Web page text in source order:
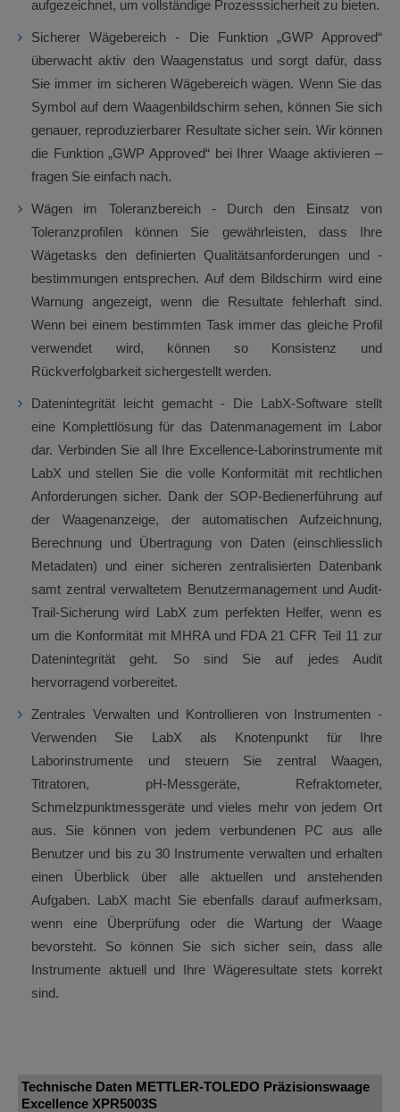
aufgezeichnet, um vollständige Prozesssicherheit zu bieten.
Sicherer Wägebereich - Die Funktion „GWP Approved“
überwacht aktiv den Waagenstatus und sorgt dafür, dass
Sie immer im sicheren Wägebereich wägen. Wenn Sie das
Symbol auf dem Waagenbildschirm sehen, können Sie sich
genauer, reproduzierbarer Resultate sicher sein. Wir können
die Funktion „GWP Approved“ bei Ihrer Waage aktivieren –
fragen Sie einfach nach.
Wägen im Toleranzbereich - Durch den Einsatz von
Toleranzprofilen können Sie gewährleisten, dass Ihre
Wägetasks den definierten Qualitätsanforderungen und -
bestimmungen entsprechen. Auf dem Bildschirm wird eine
Warnung angezeigt, wenn die Resultate fehlerhaft sind.
Wenn bei einem bestimmten Task immer das gleiche Profil
verwendet wird, können so Konsistenz und
Rückverfolgbarkeit sichergestellt werden.
Datenintegrität leicht gemacht - Die LabX-Software stellt
eine Komplettlösung für das Datenmanagement im Labor
dar. Verbinden Sie all Ihre Excellence-Laborinstrumente mit
LabX und stellen Sie die volle Konformität mit rechtlichen
Anforderungen sicher. Dank der SOP-Bedienerführung auf
der Waagenanzeige, der automatischen Aufzeichnung,
Berechnung und Übertragung von Daten (einschliesslich
Metadaten) und einer sicheren zentralisierten Datenbank
samt zentral verwaltetem Benutzermanagement und Audit-
Trail-Sicherung wird LabX zum perfekten Helfer, wenn es
um die Konformität mit MHRA und FDA 21 CFR Teil 11 zur
Datenintegrität geht. So sind Sie auf jedes Audit
hervorragend vorbereitet.
Zentrales Verwalten und Kontrollieren von Instrumenten -
Verwenden Sie LabX als Knotenpunkt für Ihre
Laborinstrumente und steuern Sie zentral Waagen,
Titratoren, pH-Messgeräte, Refraktometer,
Schmelzpunktmessgeräte und vieles mehr von jedem Ort
aus. Sie können von jedem verbundenen PC aus alle
Benutzer und bis zu 30 Instrumente verwalten und erhalten
einen Überblick über alle aktuellen und anstehenden
Aufgaben. LabX macht Sie ebenfalls darauf aufmerksam,
wenn eine Überprüfung oder die Wartung der Waage
bevorsteht. So können Sie sich sicher sein, dass alle
Instrumente aktuell und Ihre Wägeresultate stets korrekt
sind.
Technische Daten METTLER-TOLEDO Präzisionswaage
Excellence XPR5003S